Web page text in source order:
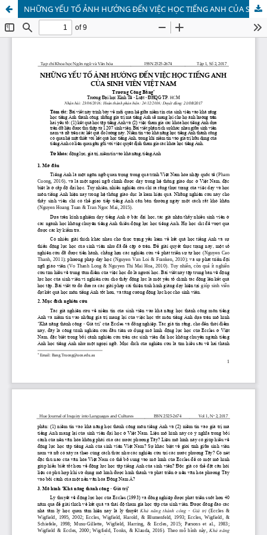
NHỮNG YẾU TỐ ẢNH HƯỞNG ĐẾN VIỆC HỌC TIẾNG ANH CỦA SINH VIÊN VIỆT NAM